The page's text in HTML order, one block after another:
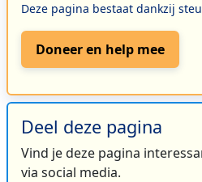
Deze pagina bestaat dankzij
Doneer en help mee
Deel deze pagina
Vind je deze pagina
via social media.